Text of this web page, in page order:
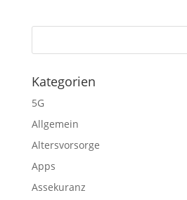
Kategorien
5G
Allgemein
Altersvorsorge
Apps
Assekuranz